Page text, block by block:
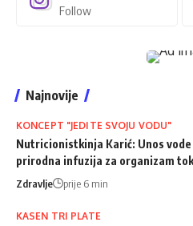
Follow
Najnovije
KONCEPT "JEDITE SVOJU VODU"
Nutricionistkinja Karić: Unos
prirodna infuzija za organizam
Zdravlje prije 6 min
KASEN TRI PLATE